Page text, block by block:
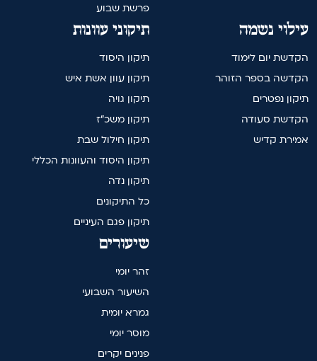
פרשת שבוע
תיקוני עוונות
תיקון היסוד
תיקון עוון אשת איש
תיקון גויה
תיקון משכ"ז
תיקון חילול שבת
תיקון היסוד והעוונות הכללי
תיקון נדה
כל התיקונים
תיקון פגם העיניים
עילוי נשמה
הקדשת יום לימוד
הקדשה בספר הזוהר
תיקון נפטרים
הקדשת סעודה
אמירת קדיש
שיעורים
זהר יומי
השיעור השבועי
גמרא יומית
מוסר יומי
פנינים יקרים